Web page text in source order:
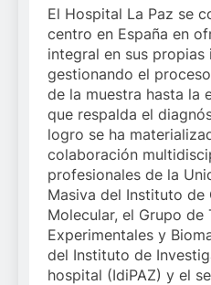
El Hospital La Paz se
centro en España en
integral en sus propias
gestionando el
de la muestra hasta la
que respalda el
logro se ha
colaboración
profesionales de la
Masiva del Instituto de
Molecular, el Grupo de
Experimentales y
del Instituto de
hospital (IdiPAZ) y el